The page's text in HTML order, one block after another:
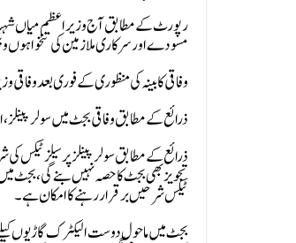
مسودے اور سرکاری ملازمین کی
وفاقی کابینہ کی منظوری کے فوری بعد
ذرائع کے مطابق وفاقی بجٹ میں سولر پینلز،
ٹیکس شرحیں برقرار رہنے کا امکان ہے۔
بجٹ میں ماحول دوست الیکٹرک گاڑیوں